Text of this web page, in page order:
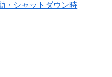
・シャットダウン時